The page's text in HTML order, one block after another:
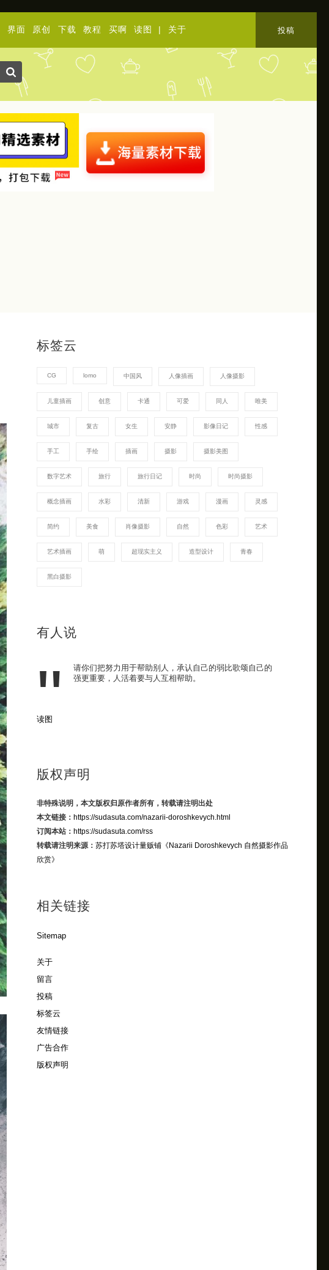
界面 原创 下载 教程 买啊 读图 | 关于 投稿
标签云
CG lomo 中国风 人像插画 人像摄影
儿童插画 创意 卡通 可爱 同人 唯美
城市 复古 女生 安静 影像日记 性感
手工 手绘 插画 摄影 摄影美图
数字艺术 旅行 旅行日记 时尚 时尚摄影
概念插画 水彩 清新 游戏 漫画 灵感
简约 美食 肖像摄影 自然 色彩 艺术
艺术插画 萌 超现实主义 造型设计 青春
黑白摄影
有人说
请你们把努力用于帮助别人，承认自己的弱比歌颂自己的
强更重要，人活着要与人互相帮助。
读图
版权声明
非特殊说明，本文版权归原作者所有，转载请注明出处
本文链接： https://sudasuta.com/nazarii-doroshkevych.html
订阅本站： https://sudasuta.com/rss
转载请注明来源： 苏打苏塔设计量贩铺《Nazarii Doroshkevych 自然摄影作品
欣赏》
相关链接
Sitemap
关于
留言
投稿
标签云
友情链接
广告合作
版权声明